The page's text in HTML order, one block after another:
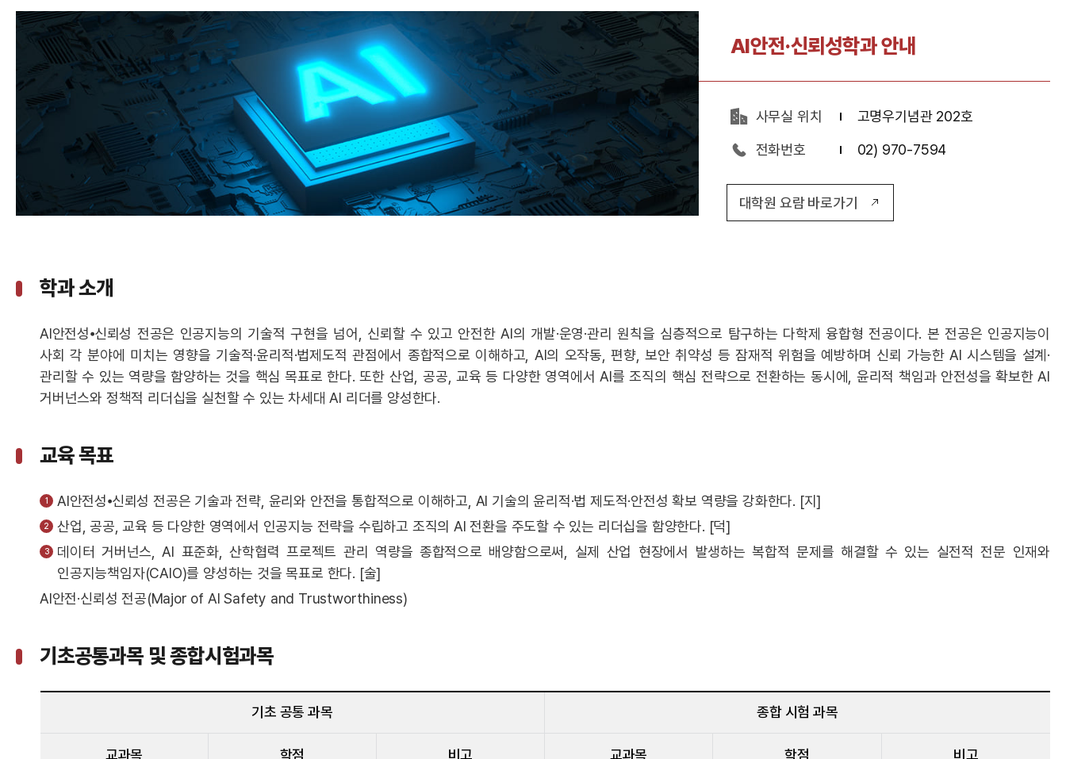
AI안전·신뢰성학과 안내
사무실 위치
고명우기념관 202호
전화번호
02) 970-7594
대학원 요람 바로가기
학과 소개
AI안전성⦁신뢰성 전공은 인공지능의 기술적 구현을 넘어, 신뢰할 수 있고 안전한 AI의 개발·운영·관리 원칙을 심층적으로 탐구하는 다학제 융합형 전공이다. 본 전공은 인공지능이
사회 각 분야에 미치는 영향을 기술적·윤리적·법제도적 관점에서 종합적으로 이해하고, AI의 오작동, 편향, 보안 취약성 등 잠재적 위험을 예방하며 신뢰 가능한 AI 시스템을 설계·
관리할 수 있는 역량을 함양하는 것을 핵심 목표로 한다. 또한 산업, 공공, 교육 등 다양한 영역에서 AI를 조직의 핵심 전략으로 전환하는 동시에, 윤리적 책임과 안전성을 확보한 AI
거버넌스와 정책적 리더십을 실천할 수 있는 차세대 AI 리더를 양성한다.
교육 목표
AI안전성⦁신뢰성 전공은 기술과 전략, 윤리와 안전을 통합적으로 이해하고, AI 기술의 윤리적·법 제도적·안전성 확보 역량을 강화한다. [지]
산업, 공공, 교육 등 다양한 영역에서 인공지능 전략을 수립하고 조직의 AI 전환을 주도할 수 있는 리더십을 함양한다. [덕]
데이터 거버넌스, AI 표준화, 산학협력 프로젝트 관리 역량을 종합적으로 배양함으로써, 실제 산업 현장에서 발생하는 복합적 문제를 해결할 수 있는 실전적 전문 인재와
인공지능책임자(CAIO)를 양성하는 것을 목표로 한다. [술]
AI안전·신뢰성 전공(Major of AI Safety and Trustworthiness)
기초공통과목 및 종합시험과목
기초 공통 과목 종합 시험 과목
교과목 학점 비고 교과목 학점 비고